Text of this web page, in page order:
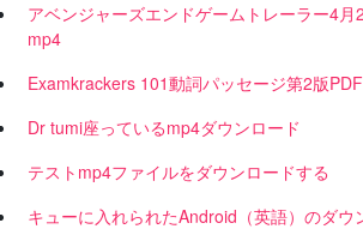
アベンジャーズエンドゲームトレーラー4月
mp4
Examkrackers 101動詞パッセージ第2版
Dr tumi座っているmp4ダウンロード
テストmp4ファイルをダウンロードする
キューに入れられたAndroid（英語）のダウ